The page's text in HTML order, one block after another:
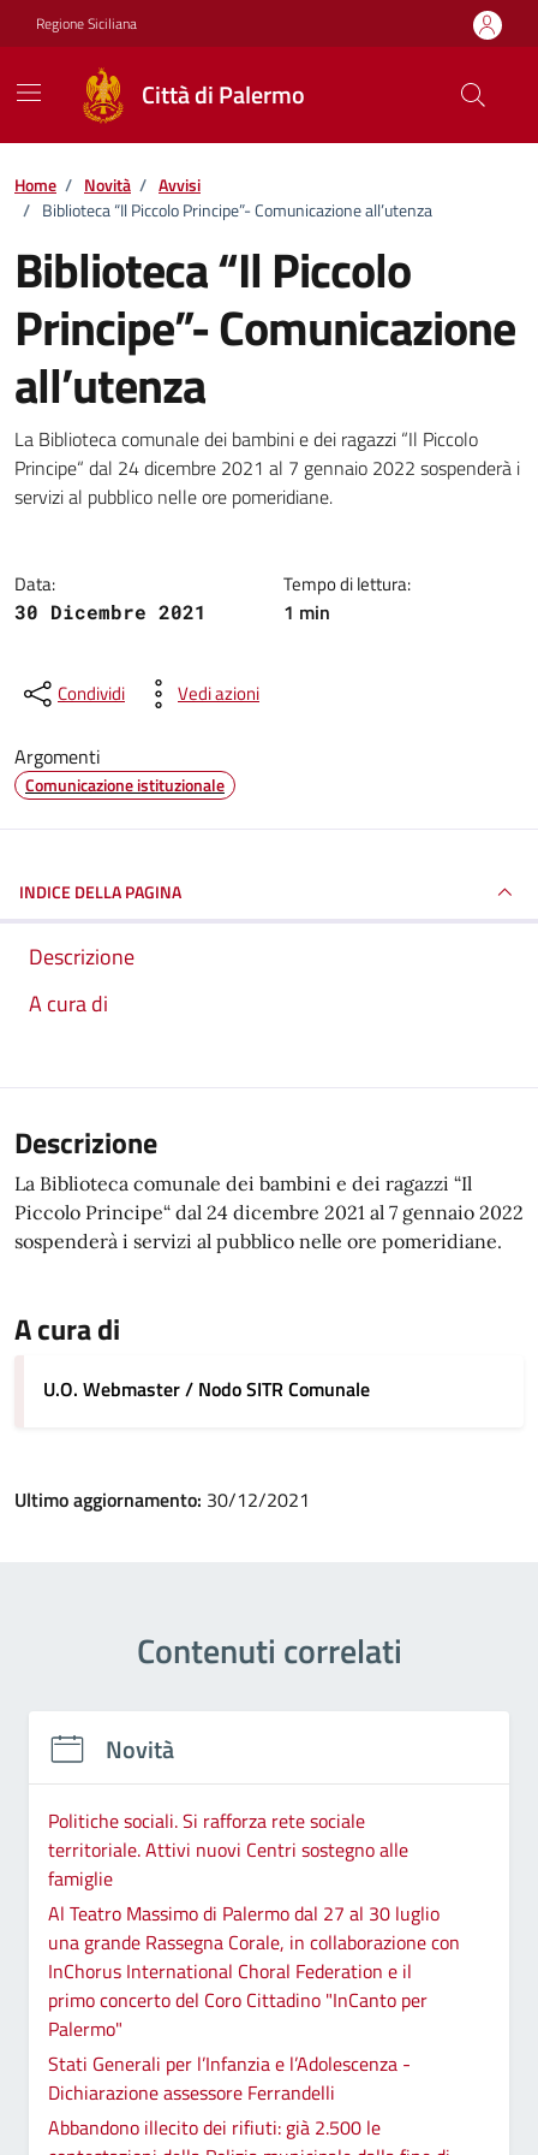
Vai ai contenuti
Vai al footer
Regione Siciliana
Città di Palermo
Home / Novità / Avvisi
/ Biblioteca “Il Piccolo Principe”- Comunicazione all’utenza
Biblioteca “Il Piccolo
Principe”- Comunicazione
all’utenza
Dettagli della notizia
La Biblioteca comunale dei bambini e dei ragazzi “Il Piccolo
Principe“ dal 24 dicembre 2021 al 7 gennaio 2022 sospenderà i
servizi al pubblico nelle ore pomeridiane.
Data:
30 Dicembre 2021
Tempo di lettura:
1 min
Condividi Vedi azioni
Argomenti
Comunicazione istituzionale
INDICE DELLA PAGINA
Descrizione
A cura di
Descrizione
La Biblioteca comunale dei bambini e dei ragazzi “Il
Piccolo Principe“ dal 24 dicembre 2021 al 7 gennaio 2022
sospenderà i servizi al pubblico nelle ore pomeridiane.
A cura di
U.O. Webmaster / Nodo SITR Comunale
Ultimo aggiornamento: 30/12/2021
Contenuti correlati
Novità
Politiche sociali. Si rafforza rete sociale
territoriale. Attivi nuovi Centri sostegno alle
famiglie
Al Teatro Massimo di Palermo dal 27 al 30 luglio
una grande Rassegna Corale, in collaborazione con
InChorus International Choral Federation e il
primo concerto del Coro Cittadino "InCanto per
Palermo"
Stati Generali per l’Infanzia e l’Adolescenza -
Dichiarazione assessore Ferrandelli
Abbandono illecito dei rifiuti: già 2.500 le